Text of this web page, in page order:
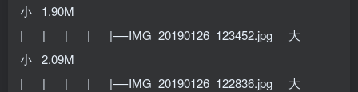
小 1.90M
| | | | |—-IMG_20190126_123452.jpg 大
小 2.09M
| | | | |—-IMG_20190126_122836.jpg 大